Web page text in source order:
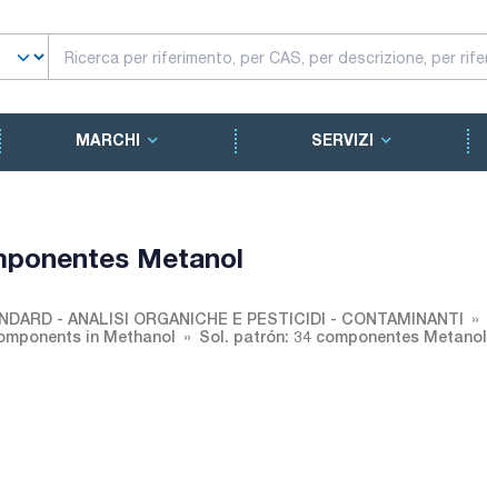
MARCHI SERVIZI
Metanol
- ANALISI ORGANICHE E PESTICIDI - CONTAMINANTI
in Methanol
Sol. patrón: 34 componentes Metanol